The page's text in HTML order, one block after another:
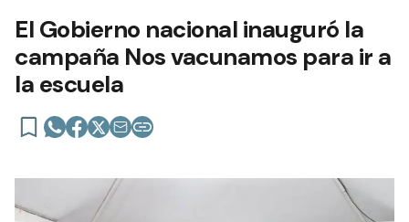
El Gobierno nacional inauguró la
campaña Nos vacunamos para ir a
la escuela